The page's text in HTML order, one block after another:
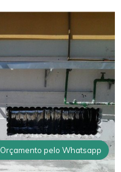
Orçamento pelo Whatsapp